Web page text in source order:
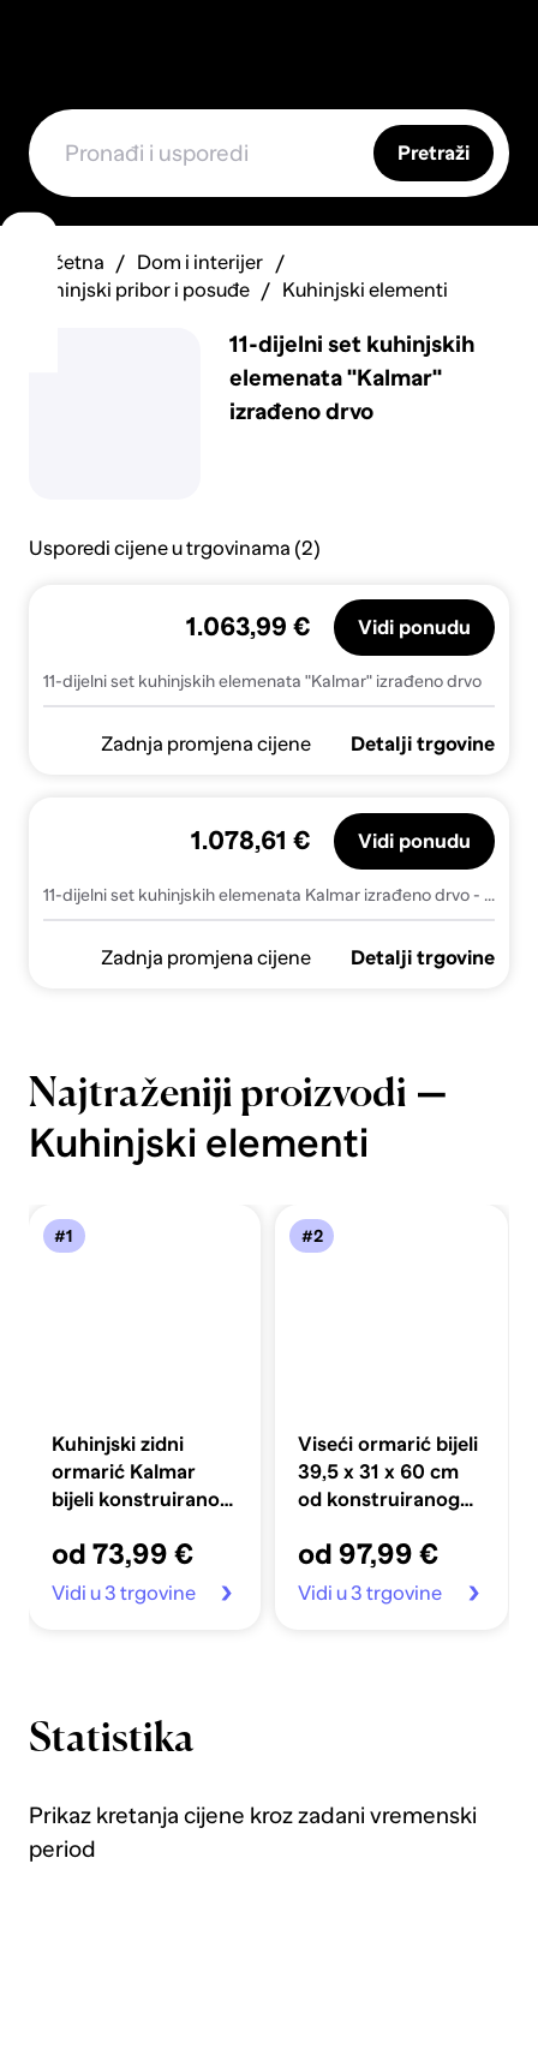
Pretraži
Početna
Dom i interijer
Kuhinjski pribor i posuđe
Kuhinjski elementi
11-dijelni set kuhinjskih
elemenata "Kalmar"
izrađeno drvo
Usporedi cijene u trgovinama (2)
11-dijelni set kuhinjskih elemenata "Kalmar" izrađeno drvo
1.063,99 € Vidi ponudu
Zadnja promjena cijene Detalji trgovine
11-dijelni set kuhinjskih elemenata Kalmar izrađeno drvo - Bijela 1 1
1.078,61 € Vidi ponudu
Zadnja promjena cijene Detalji trgovine
Najtraženiji proizvodi —
Kuhinjski elementi
#1
Kuhinjski zidni
ormarić Kalmar
bijeli konstruirano
od 73,99 €
Vidi u 3 trgovine
#2
Viseći ormarić bijeli
39,5 x 31 x 60 cm
od konstruiranog
od 97,99 €
Vidi u 3 trgovine
Statistika
Prikaz kretanja cijene kroz zadani vremenski
period